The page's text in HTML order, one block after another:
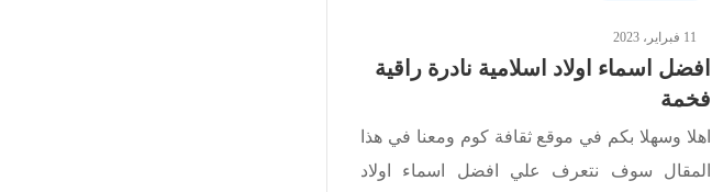
11 فبراير، 2023
افضل اسماء اولاد اسلامية نادرة راقية
فخمة
اهلا وسهلا بكم في موقع ثقافة كوم ومعنا في هذا
المقال سوف نتعرف علي افضل اسماء اولاد